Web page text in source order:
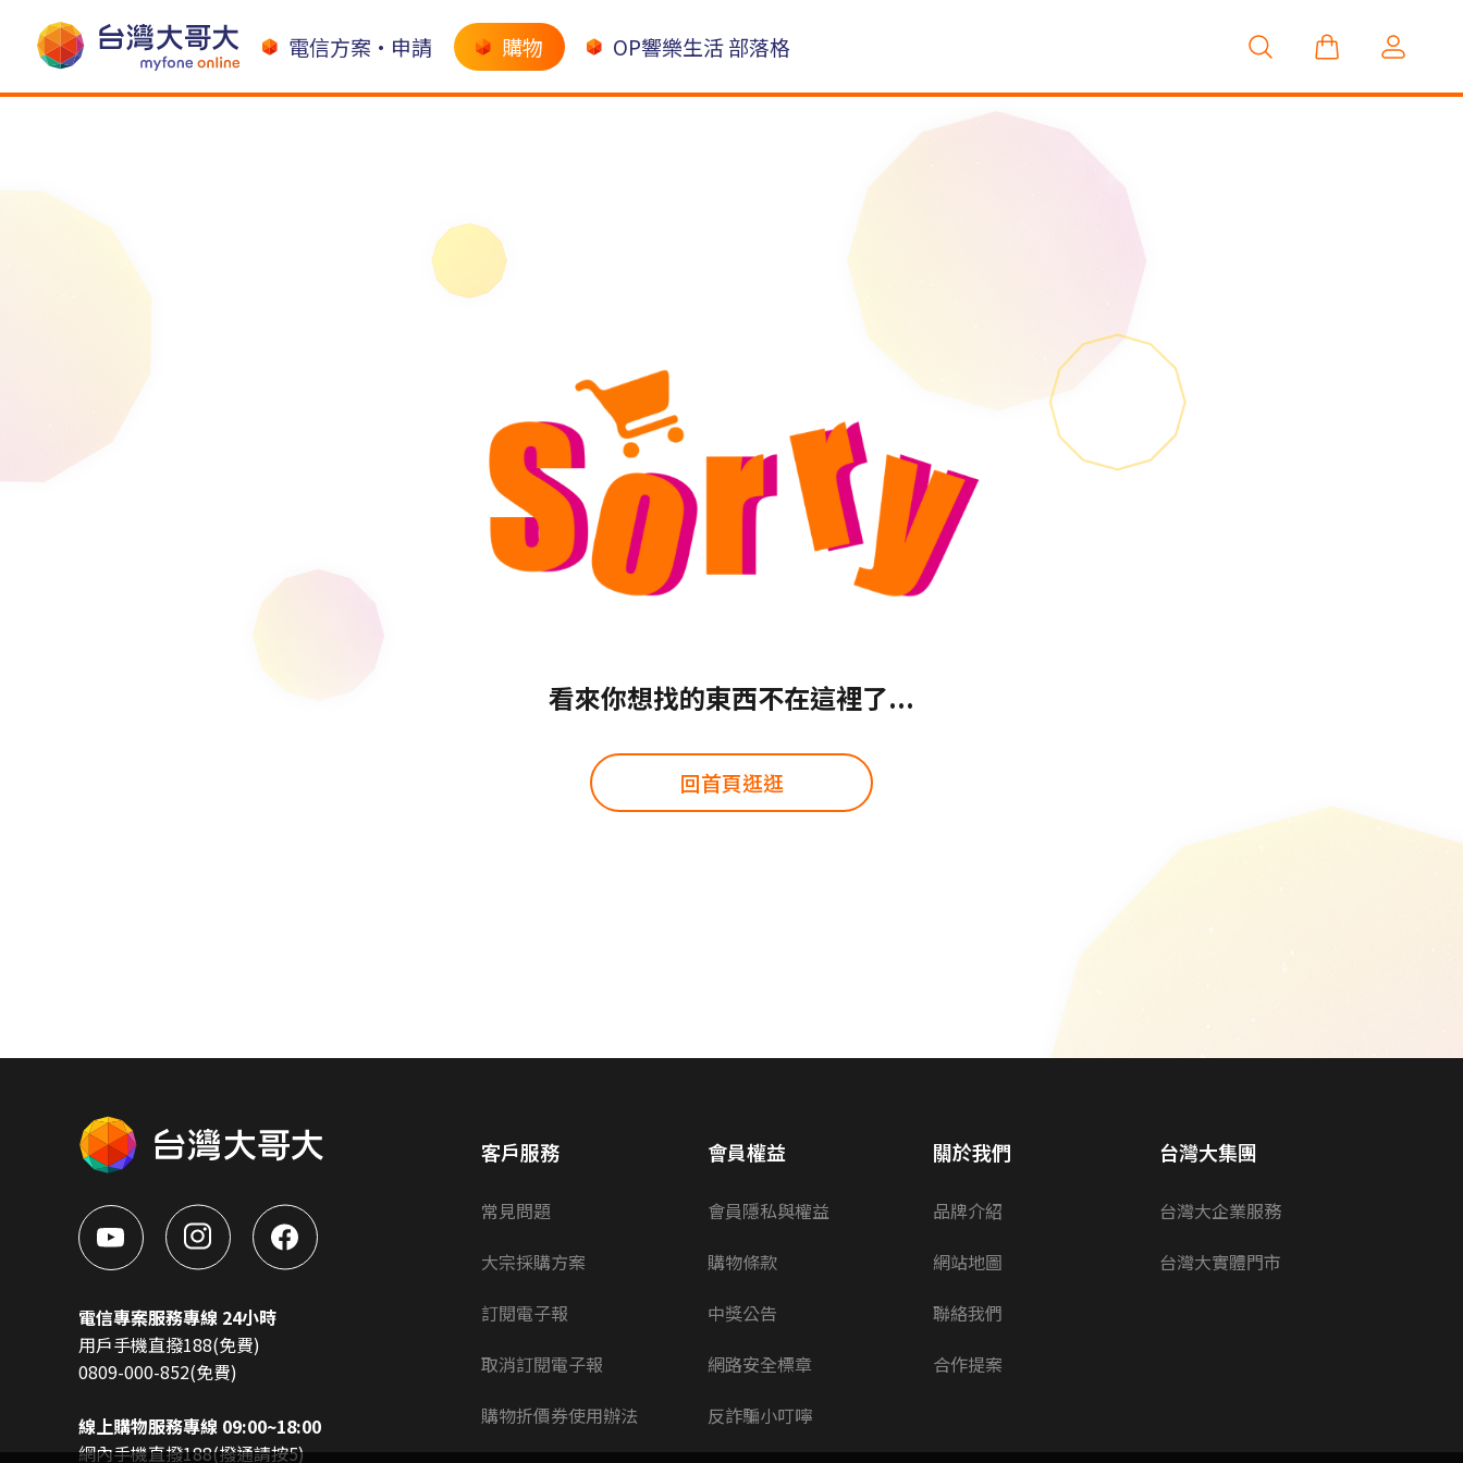
電信方案•申請 購物 OP響樂生活 部落格
看來你想找的東西不在這裡了...
回首頁逛逛
電信專案服務專線 24小時
用戶手機直撥188(免費)
0809-000-852(免費)
線上購物服務專線 09:00~18:00
網內手機直撥188(撥通請按5)
客戶服務
常見問題
大宗採購方案
訂閱電子報
取消訂閱電子報
購物折價券使用辦法
會員權益
會員隱私與權益
購物條款
中獎公告
網路安全標章
反詐騙小叮嚀
關於我們
品牌介紹
網站地圖
聯絡我們
合作提案
台灣大集團
台灣大企業服務
台灣大實體門市